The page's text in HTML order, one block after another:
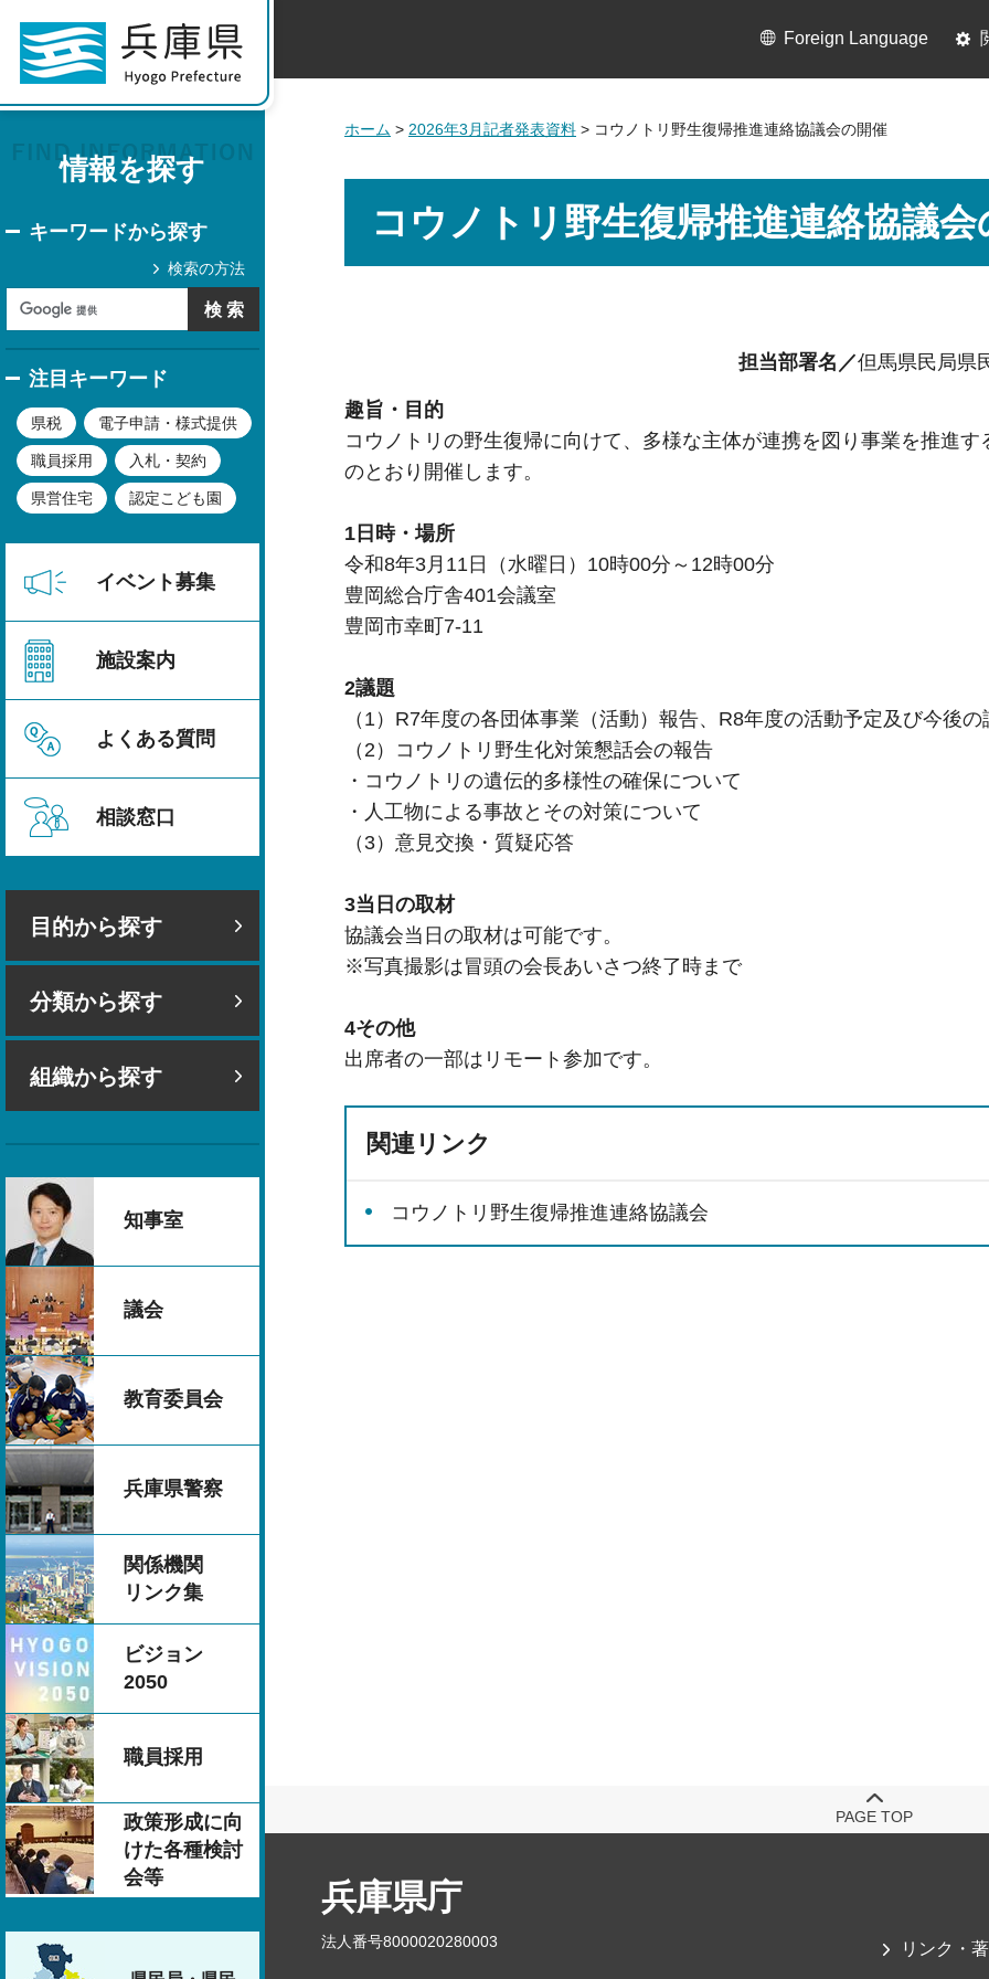
情報を探す
キーワードから探す
検索の方法
注目キーワード
県税 電子申請・様式提供
職員採用 入札・契約
県営住宅 認定こども園
イベント募集
施設案内
よくある質問
相談窓口
目的から探す
分類から探す
組織から探す
知事室
議会
教育委員会
兵庫県警察
関係機関
リンク集
ビジョン
2050
職員採用
政策形成に向
けた各種検討
会等
Foreign Language
ホーム > 2026年3月記者発表資料 > コウノトリ野生復帰推進連絡協議会の開催
コウノトリ野生復帰推進連絡協議会
担当部署名／但馬県民局
趣旨・目的
コウノトリの野生復帰に向けて、多様な主体が連携を図り事業を推進
のとおり開催します。
1日時・場所
令和8年3月11日（水曜日）10時00分～12時00分
豊岡総合庁舎401会議室
豊岡市幸町7-11
2議題
（1）R7年度の各団体事業（活動）報告、R8年度の活動予定及び今後の
（2）コウノトリ野生化対策懇話会の報告
・コウノトリの遺伝的多様性の確保について
・人工物による事故とその対策について
（3）意見交換・質疑応答
3当日の取材
協議会当日の取材は可能です。
※写真撮影は冒頭の会長あいさつ終了時まで
4その他
出席者の一部はリモート参加です。
関連リンク
コウノトリ野生復帰推進連絡協議会
PAGE TOP
兵庫県庁
法人番号8000020280003 リンク・